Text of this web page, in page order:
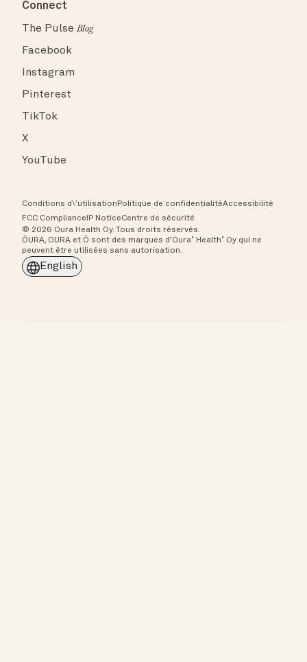
Connect
The PulseBlog
Facebook
Instagram
Pinterest
TikTok
X
YouTube
Conditions d\’utilisation Politique de confidentialitéAccessibilité
FCC Compliance IP NoticeCentre de sécurité
© 2026 Oura Health Oy. Tous droits réservés.
ŌURA, OURA et Ō sont des marques d’Oura˚ Health˚ Oy qui ne
peuvent être utilisées sans autorisation.
English